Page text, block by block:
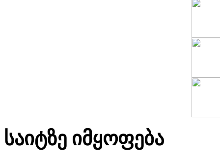
საიტზე იმყოფება